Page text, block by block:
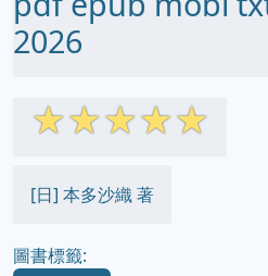
2026
☆☆☆☆☆
[日] 本多沙織 著
圖書標籤: